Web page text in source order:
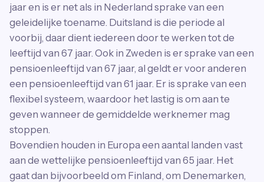
jaar en is er net als in Nederland sprake van een
geleidelijke toename. Duitsland is die periode al
voorbij, daar dient iedereen door te werken tot de
leeftijd van 67 jaar. Ook in Zweden is er sprake van een
pensioenleeftijd van 67 jaar, al geldt er voor anderen
een pensioenleeftijd van 61 jaar. Er is sprake van een
flexibel systeem, waardoor het lastig is om aan te
geven wanneer de gemiddelde werknemer mag
stoppen.
Bovendien houden in Europa een aantal landen vast
aan de wettelijke pensioenleeftijd van 65 jaar. Het
gaat dan bijvoorbeeld om Finland, om Denemarken,